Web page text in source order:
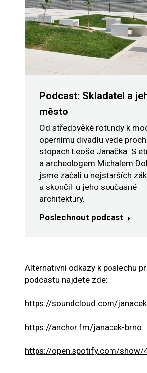
Podcast: Skladatel a
město
Od středověké rotundy k
opernímu divadlu vede
stopách Leoše Janáčka. S
a archeologem Michalem
jsme začali u nejstarších
a skončili u jeho současné
architektury.
Poslechnout podcast
Alternativní odkazy k poslechu
podcastu najdete zde:
https://soundcloud.com/
https://anchor.fm/janacek-brno
https://open.spotify.com/show/